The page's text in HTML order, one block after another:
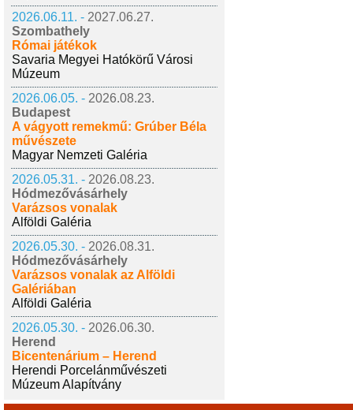
2026.06.11. - 2027.06.27.
Szombathely
Római játékok
Savaria Megyei Hatókörű Városi
Múzeum
2026.06.05. - 2026.08.23.
Budapest
A vágyott remekmű: Grúber Béla
művészete
Magyar Nemzeti Galéria
2026.05.31. - 2026.08.23.
Hódmezővásárhely
Varázsos vonalak
Alföldi Galéria
2026.05.30. - 2026.08.31.
Hódmezővásárhely
Varázsos vonalak az Alföldi
Galériában
Alföldi Galéria
2026.05.30. - 2026.06.30.
Herend
Bicentenárium – Herend
Herendi Porcelánművészeti
Múzeum Alapítvány